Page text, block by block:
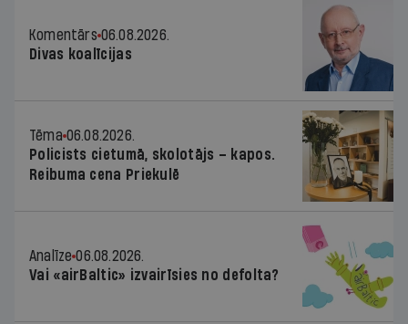
Komentārs 06.08.2026.
Divas koalīcijas
Tēma 06.08.2026.
Policists cietumā, skolotājs – kapos.
Reibuma cena Priekulē
Analīze 06.08.2026.
Vai «airBaltic» izvairīsies no defolta?